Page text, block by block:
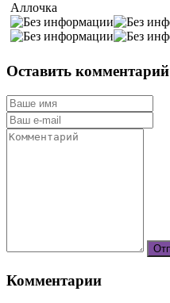
Аллочка
Оставить комментарий
Комментарии